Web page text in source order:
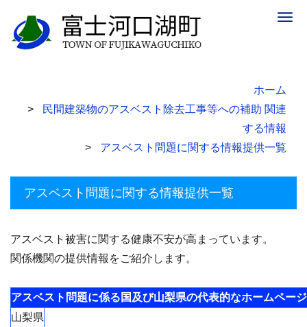
ホーム
民間建築物のアスベスト除去工事等への補助 関連
する情報
アスベスト問題に関する情報提供一覧
アスベスト問題に関する情報提供一覧
アスベスト被害に関する健康不安が高まっています。
関係機関の提供情報をご紹介します。
アスベスト問題に係る国及び山梨県の代表的なホームページ
山梨県